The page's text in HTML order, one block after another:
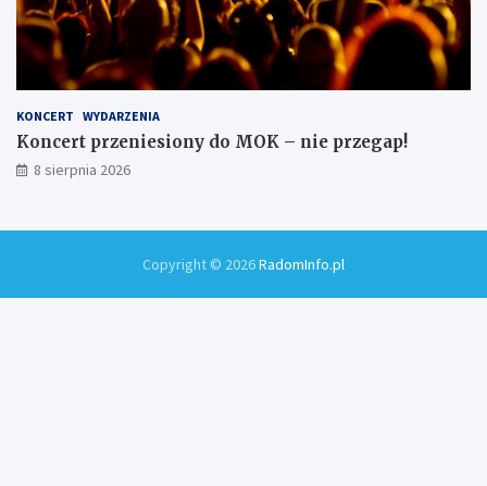
KONCERT WYDARZENIA
Koncert przeniesiony do MOK – nie przegap!
8 sierpnia 2026
Copyright © 2026RadomInfo.pl